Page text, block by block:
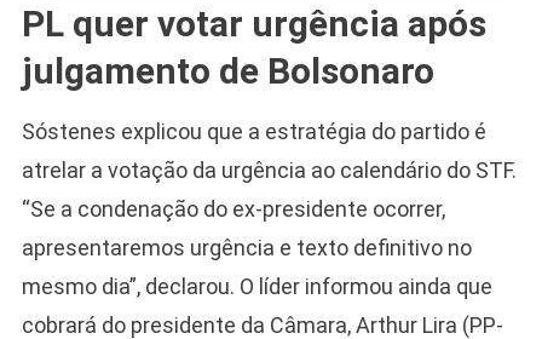
PL quer votar urgência após
julgamento de Bolsonaro
Sóstenes explicou que a estratégia do partido é
atrelar a votação da urgência ao calendário do STF.
“Se a condenação do ex-presidente ocorrer,
apresentaremos urgência e texto definitivo no
mesmo dia”, declarou. O líder informou ainda que
cobrará do presidente da Câmara, Arthur Lira (PP-